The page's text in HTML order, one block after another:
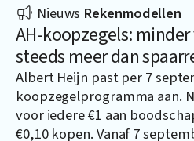
Nieuws Rekenmodellen
AH-koopzegels:
steeds meer dan
Albert Heijn past per 7
koopzegelprogramma aan.
voor iedere €1 aan
€0,10 kopen. Vanaf 7